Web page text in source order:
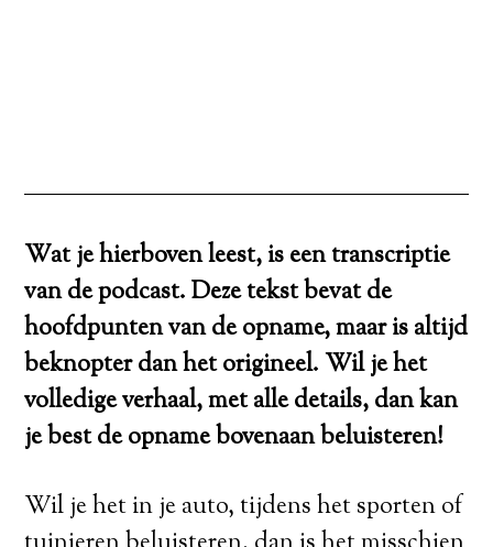
Wat je hierboven leest, is een transcriptie
van de podcast. Deze tekst bevat de
hoofdpunten van de opname, maar is altijd
beknopter dan het origineel. Wil je het
volledige verhaal, met alle details, dan kan
je best de opname bovenaan beluisteren!
Wil je het in je auto, tijdens het sporten of